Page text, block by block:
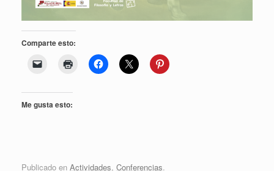
Comparte esto:
Me gusta esto:
Publicado en Actividades, Conferencias.